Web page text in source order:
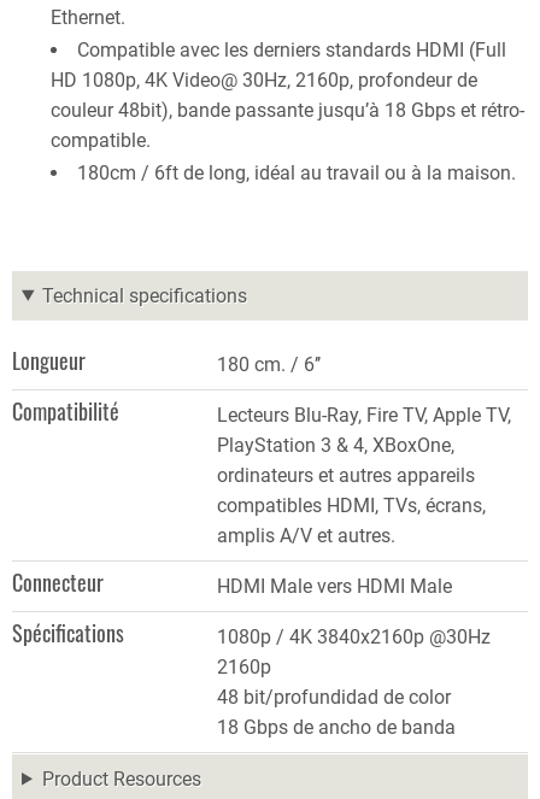
Ethernet.
Compatible avec les derniers standards HDMI (Full
HD 1080p, 4K Video@ 30Hz, 2160p, profondeur de
couleur 48bit), bande passante jusqu’à 18 Gbps et rétro-
compatible.
180cm / 6ft de long, idéal au travail ou à la maison.
Technical specifications
Longueur 180 cm. / 6’’
Compatibilité
Lecteurs Blu-Ray, Fire TV, Apple TV,
PlayStation 3 & 4, XBoxOne,
ordinateurs et autres appareils
compatibles HDMI, TVs, écrans,
amplis A/V et autres.
Connecteur HDMI Male vers HDMI Male
Spécifications
1080p / 4K 3840x2160p @30Hz
2160p
48 bit/profundidad de color
18 Gbps de ancho de banda
Product Resources